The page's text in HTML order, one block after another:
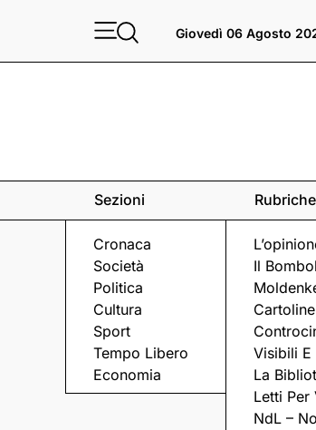
Giovedì 06 Agosto
Sezioni
Cronaca
Società
Politica
Cultura
Sport
Tempo Libero
Economia
Rubriche
Il
Visibili E
La
Letti Per
NdL –
RAVENNA FESTIVAL